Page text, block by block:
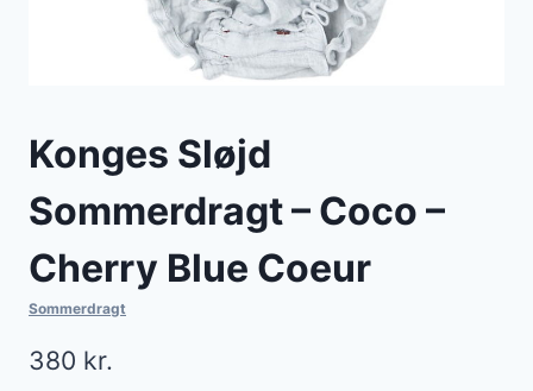
Konges Sløjd
Sommerdragt – Coco –
Cherry Blue Coeur
Sommerdragt
380 kr.